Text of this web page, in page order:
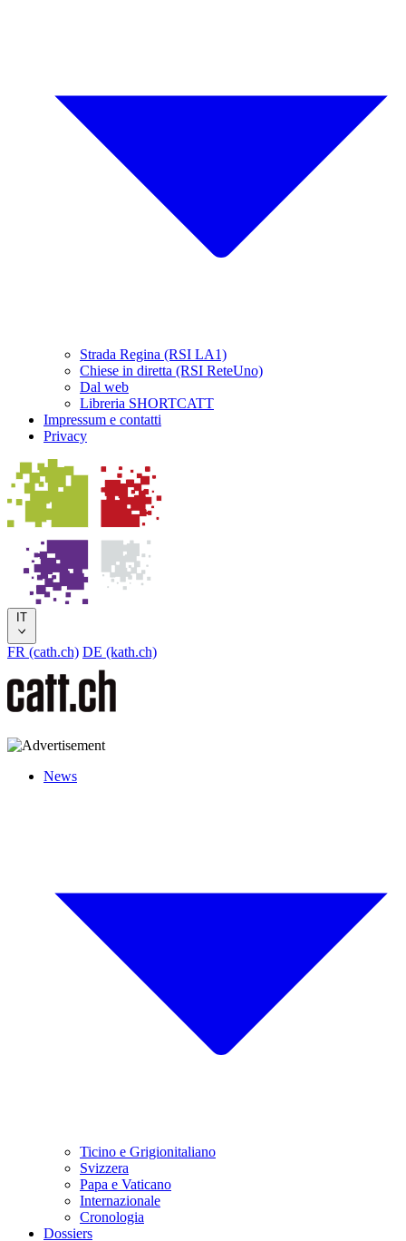
Strada Regina (RSI LA1)
Chiese in diretta (RSI ReteUno)
Dal web
Libreria SHORTCATT
Impressum e contatti
Privacy
IT
FR (cath.ch) DE (kath.ch)
News
Ticino e Grigionitaliano
Svizzera
Papa e Vaticano
Internazionale
Cronologia
Dossiers